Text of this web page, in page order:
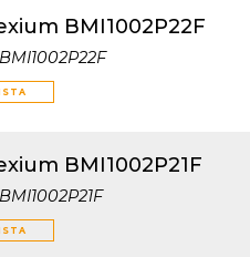
BMI1002P22F
BMI1002P22F
BMI1002P21F
BMI1002P21F